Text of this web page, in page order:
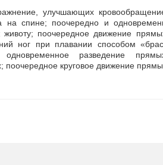
улучшающих
на спине; поочередно и
животу; поочередное движение
ног при плавании способом
одновременное разведение
поочередное круговое движение